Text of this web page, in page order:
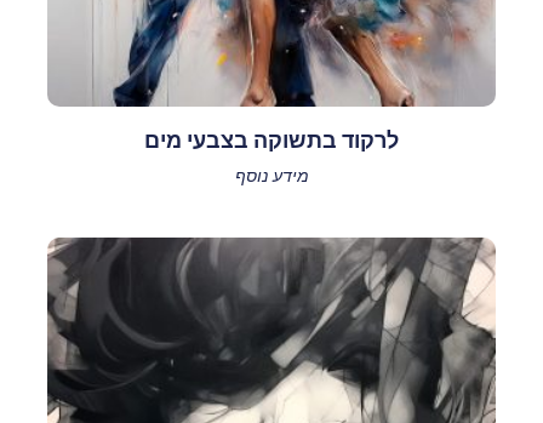
לרקוד בתשוקה בצבעי מים
מידע נוסף